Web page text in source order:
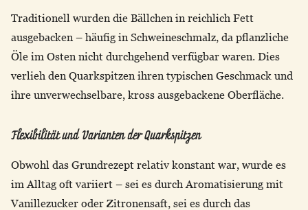
Traditionell wurden die Bällchen in reichlich Fett
ausgebacken – häufig in Schweineschmalz, da pflanzliche
Öle im Osten nicht durchgehend verfügbar waren. Dies
verlieh den Quarkspitzen ihren typischen Geschmack und
ihre unverwechselbare, kross ausgebackene Oberfläche.
Flexibilität und Varianten der Quarkspitzen
Obwohl das Grundrezept relativ konstant war, wurde es
im Alltag oft variiert – sei es durch Aromatisierung mit
Vanillezucker oder Zitronensaft, sei es durch das